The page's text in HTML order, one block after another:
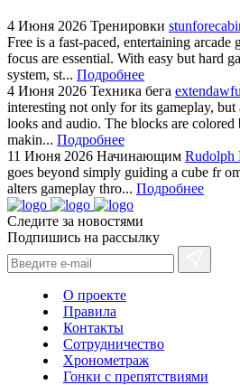
4 Июня 2026 Тренировки
Free is a fast-paced, entertaining arcade
focus are essential. With easy but hard
system, st... Подробнее
4 Июня 2026 Техника бега
interesting not only for its gameplay, but
looks and audio. The blocks are
makin... Подробнее
11 Июня 2026 Начинающим Rudolph
goes beyond simply guiding a cube fr
alters gameplay thro... Подробнее
Следите за новостями
Подпишись на рассылку
О проекте
Правила
Контакты
Сотрудничество
Хронометраж
Гонки с препятствиями